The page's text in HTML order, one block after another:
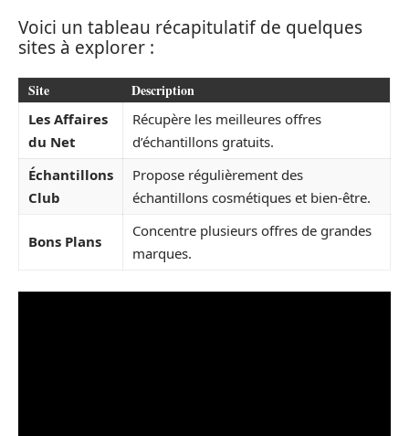
Voici un tableau récapitulatif de quelques
sites à explorer :
Site Description
Les Affaires
du Net
Récupère les meilleures offres
d’échantillons gratuits.
Échantillons
Club
Propose régulièrement des
échantillons cosmétiques et bien-être.
Bons Plans
Concentre plusieurs offres de grandes
marques.